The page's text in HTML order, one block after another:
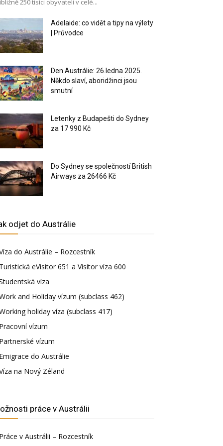
250 tisíci obyvateli v celé...
Adelaide: co vidět a tipy na výlety
| Průvodce
Den Austrálie: 26.ledna 2025.
Někdo slaví, aboridžinci jsou
smutní
Letenky z Budapešti do Sydney
za 17 990 Kč
Do Sydney se společností British
Airways za 26466 Kč
odjet do Austrálie
do Austrálie – Rozcestník
eVisitor 651 a Visitor víza 600
víza
and Holiday vízum (subclass 462)
holiday víza (subclass 417)
vízum
vízum
do Austrálie
na Nový Zéland
práce v Austrálii
v Austrálii – Rozcestník